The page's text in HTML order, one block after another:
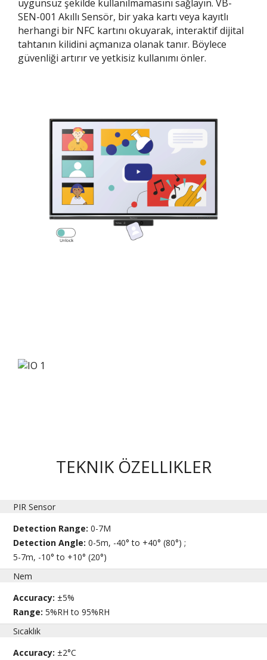
uygunsuz şekilde kullanılmamasını sağlayın. VB-
SEN-001 Akıllı Sensör, bir yaka kartı veya kayıtlı
herhangi bir NFC kartını okuyarak, interaktif dijital
tahtanın kilidini açmanıza olanak tanır. Böylece
güvenliği artırır ve yetkisiz kullanımı önler.
TEKNIK ÖZELLIKLER
PIR Sensor
Detection Range:0-7M
Detection Angle:0-5m, -40° to +40° (80°) ;
5-7m, -10° to +10° (20°)
Nem
Accuracy: ±5%
Range:5%RH to 95%RH
Sıcaklık
Accuracy: ±2°C